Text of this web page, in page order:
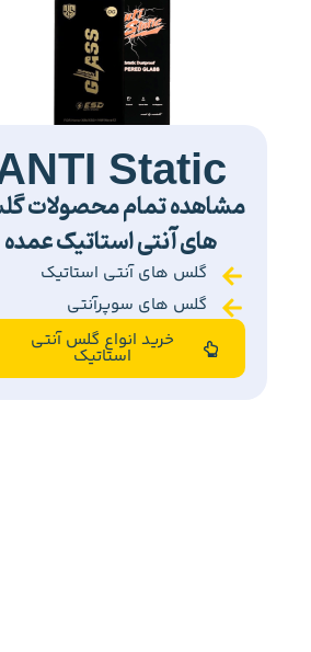
Static
مشاهده تمام محصولات
های آنتی استاتیک عمده
گلس های آنتی استاتیک
گلس های سوپرآنتی
خرید انواع گلس آنتی
استاتیک